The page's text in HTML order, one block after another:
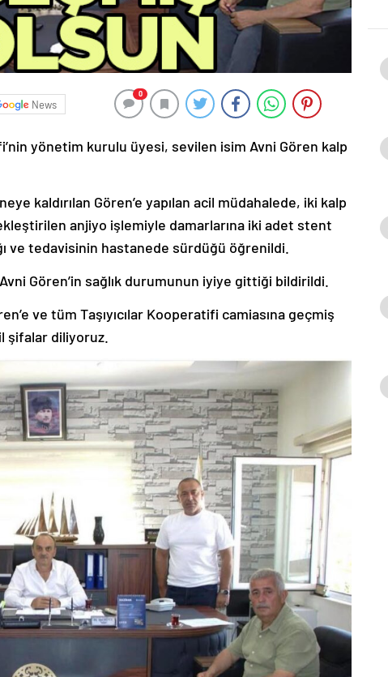
News
0
yönetim kurulu üyesi, sevilen isim Avni Gören kalp
kaldırılan Gören’e yapılan acil müdahalede, iki kalp
anjiyo işlemiyle damarlarına iki adet stent
ve tedavisinin hastanede sürdüğü öğrenildi.
Gören’in sağlık durumunun iyiye gittiği bildirildi.
ve tüm Taşıyıcılar Kooperatifi camiasına geçmiş
şifalar diliyoruz.